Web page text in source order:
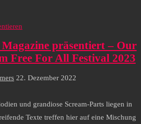
präsentiert – Our
Free For All Festival 2023
22. Dezember 2022
und grandiose Scream-Parts liegen in
Texte treffen hier auf eine Mischung